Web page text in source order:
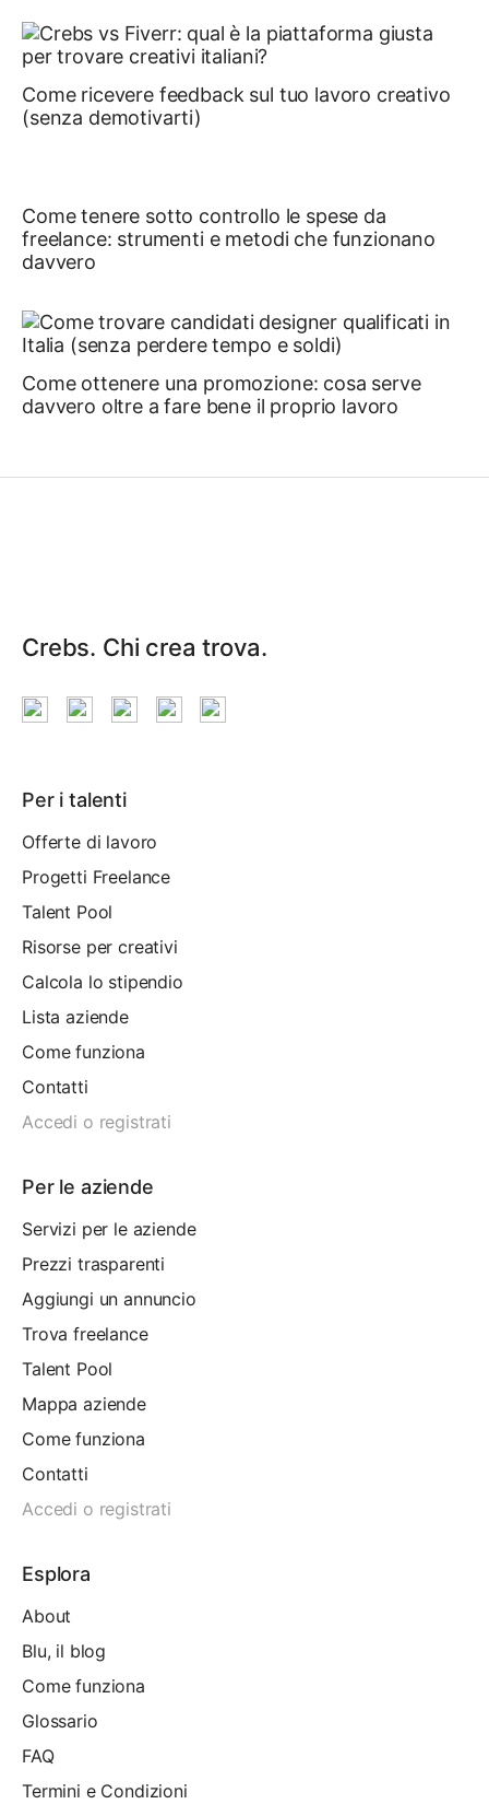
Come ricevere feedback sul tuo lavoro creativo
(senza demotivarti) ￼
Come tenere sotto controllo le spese da
freelance: strumenti e metodi che funzionano
davvero ￼
Come ottenere una promozione: cosa serve
davvero oltre a fare bene il proprio lavoro ￼
Crebs. Chi crea trova.
Per i talenti
Offerte di lavoro
Progetti Freelance
Talent Pool
Risorse per creativi
Calcola lo stipendio
Lista aziende
Come funziona
Contatti
Accedi o registrati
Per le aziende
Servizi per le aziende
Prezzi trasparenti
Aggiungi un annuncio
Trova freelance
Talent Pool
Mappa aziende
Come funziona
Contatti
Accedi o registrati
Esplora
About
Blu, il blog
Come funziona
Glossario
FAQ
Termini e Condizioni